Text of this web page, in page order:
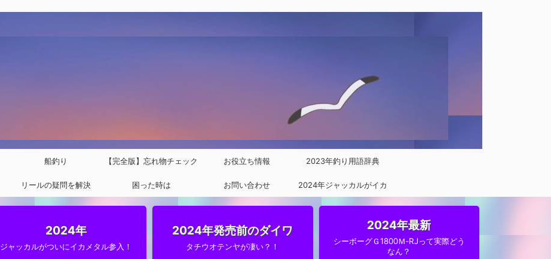
船釣り 【完全版】忘れ物チェック
リスト
お役立ち情報 2023年釣り用語辞典
リールの疑問を解決 困った時は お問い合わせ 2024年ジャッカルがイカ
メタルに参入
2024年
ジャッカルがついにイカメタル参入！
2024年発売前のダイワ
タチウオテンヤが凄い？！
2024年最新
シーボーグＧ1800Ｍ‐RJって実際どう
なん？